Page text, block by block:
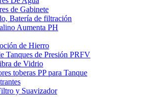
de Gabinete
Batería de filtración
Aumenta PH
de Hierro
Tanques de Presión PRFV
de Vidrio
toberas PP para Tanque
y Suavizador